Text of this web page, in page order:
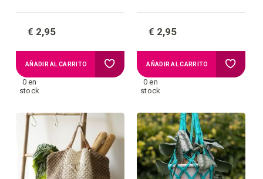
€ 2,95
0 en
stock
AÑADIR AL CARRITO Añadir
lista
de
€ 2,95
0 en
stock
AÑADIR AL CARRITO Añadir
la
lista
de